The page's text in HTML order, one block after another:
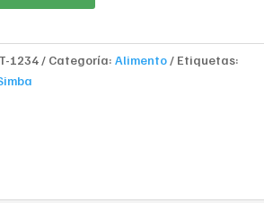
1234 Categoría: Alimento
Etiquetas: